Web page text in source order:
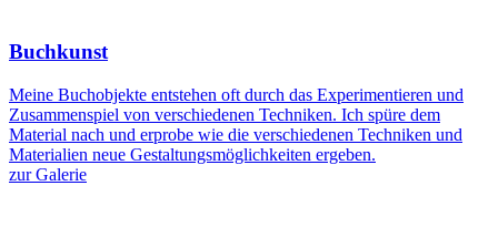
Buchkunst
Meine Buchobjekte entstehen oft durch das Experimentieren und
Zusammenspiel von verschiedenen Techniken. Ich spüre dem
Material nach und erprobe wie die verschiedenen Techniken und
Materialien neue Gestaltungsmöglichkeiten ergeben.
zur Galerie